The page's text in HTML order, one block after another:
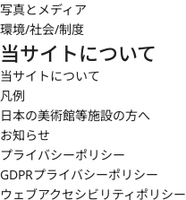
写真とメディア
環境/社会/制度
当サイトについて
当サイトについて
凡例
日本の美術館等施設の方へ
お知らせ
プライバシーポリシー
GDPRプライバシーポリシー
ウェブアクセシビリティポリシー